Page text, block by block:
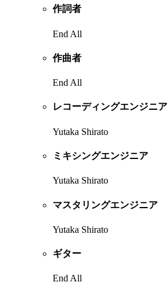
作詞者
End All
作曲者
End All
レコーディングエンジニア
Yutaka Shirato
ミキシングエンジニア
Yutaka Shirato
マスタリングエンジニア
Yutaka Shirato
ギター
End All